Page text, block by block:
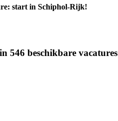
start in Schiphol-Rijk!
546 beschikbare vacatures